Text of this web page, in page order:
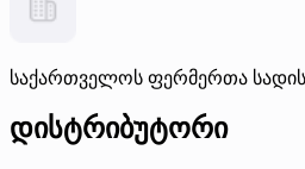
საქართველოს ფერმერთა
დისტრიბუტორი